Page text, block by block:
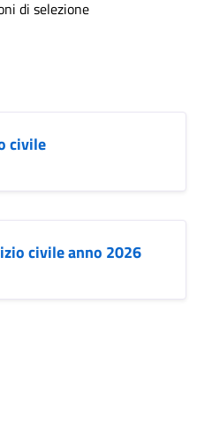
di selezione
civile
civile anno 2026